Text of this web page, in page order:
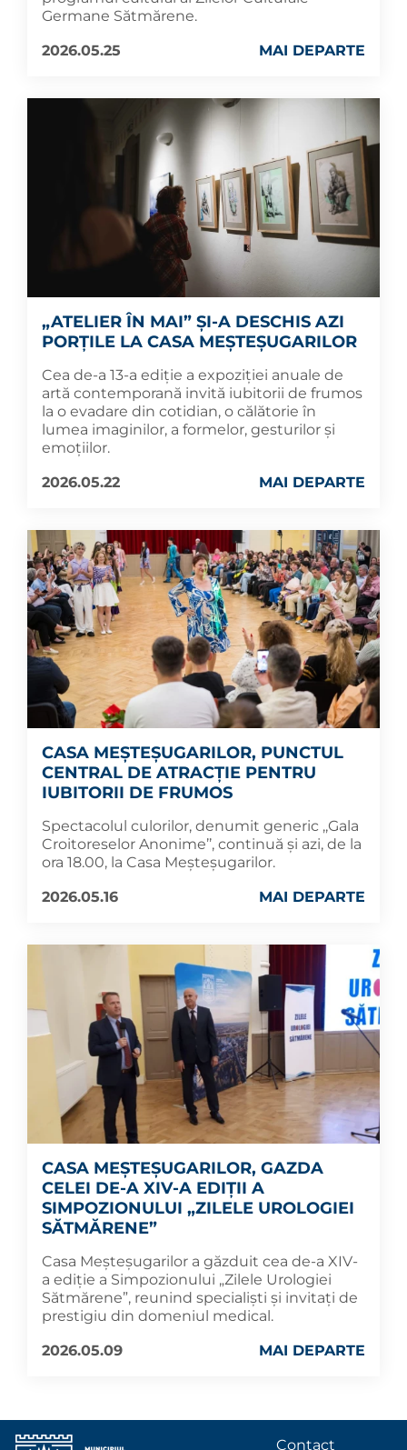
Germane Sătmărene.
2026.05.25
MAI DEPARTE
„ATELIER ÎN MAI” ȘI-A DESCHIS AZI
PORȚILE LA CASA MEȘTEȘUGARILOR
Cea de-a 13-a ediție a expoziției anuale de
artă contemporană invită iubitorii de frumos
la o evadare din cotidian, o călătorie în
lumea imaginilor, a formelor, gesturilor și
emoțiilor.
2026.05.22
MAI DEPARTE
CASA MEȘTEȘUGARILOR, PUNCTUL
CENTRAL DE ATRACȚIE PENTRU
IUBITORII DE FRUMOS
Spectacolul culorilor, denumit generic ,,Gala
Croitoreselor Anonime’’, continuă și azi, de la
ora 18.00, la Casa Meșteșugarilor.
2026.05.16
MAI DEPARTE
CASA MEȘTEȘUGARILOR, GAZDA
CELEI DE-A XIV-A EDIȚII A
SIMPOZIONULUI „ZILELE UROLOGIEI
SĂTMĂRENE”
Casa Meșteșugarilor a găzduit cea de-a XIV-
a ediție a Simpozionului „Zilele Urologiei
Sătmărene”, reunind specialiști și invitați de
prestigiu din domeniul medical.
2026.05.09
MAI DEPARTE
Contact